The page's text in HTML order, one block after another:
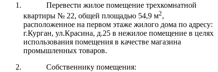
Перевести жилое помещение трехкомнатной
квартиры № 22, общей площадью 54,9 м2,
расположенное на первом этаже жилого дома по адресу:
г.Курган, ул.Красина, д.25 в нежилое помещение в целях
использования помещения в качестве магазина
промышленных товаров.
Собственнику помещения: